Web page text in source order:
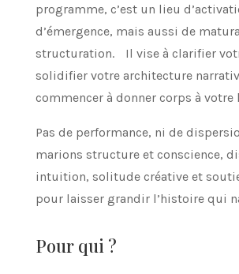
programme, c’est un lieu
d’émergence, mais aussi de
structuration. Il vise à clarifier
solidifier votre architecture
commencer à donner corps à votre
Pas de performance, ni de
marions structure et conscience,
intuition, solitude créative et
pour laisser grandir l’histoire qui
Pour qui ?